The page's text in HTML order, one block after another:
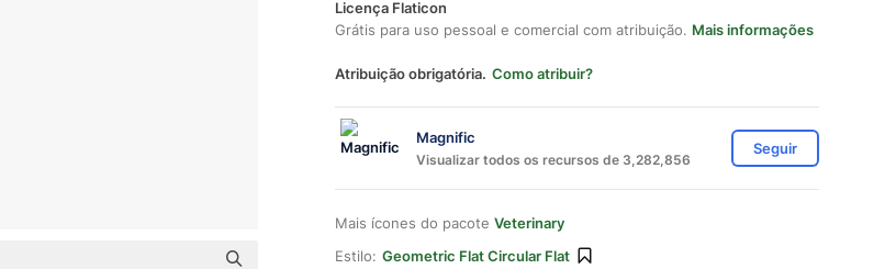
Licença Flaticon
Grátis para uso pessoal e comercial com atribuição. Mais informações
Atribuição obrigatória. Como atribuir?
Magnific
Visualizar todos os recursos de 3,282,856
Seguir
Mais ícones do pacote Veterinary
Estilo: Geometric Flat Circular Flat